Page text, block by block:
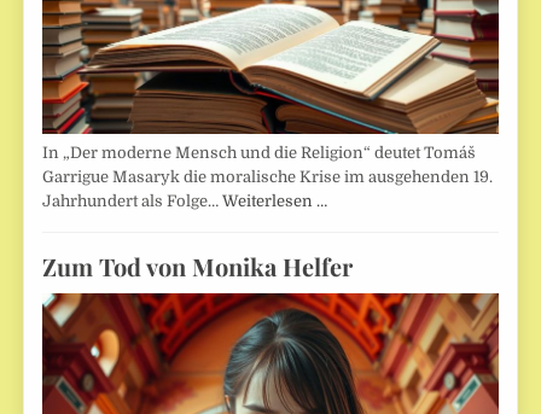
In „Der moderne Mensch und die Religion“ deutet Tomáš
Garrigue Masaryk die moralische Krise im ausgehenden 19.
Jahrhundert als Folge…Weiterlesen …
Zum Tod von Monika Helfer